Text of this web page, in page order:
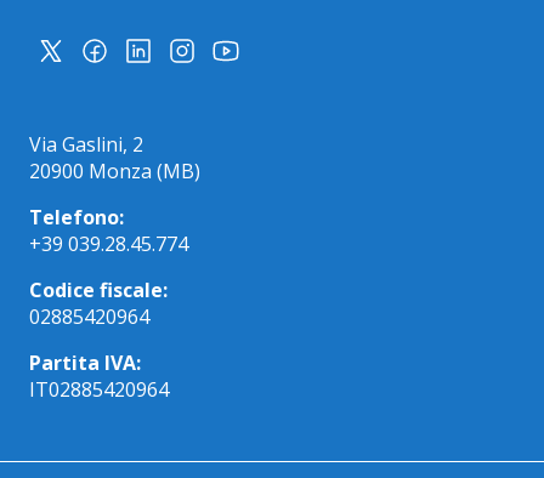
Via Gaslini, 2
20900 Monza (MB)
Telefono:
+39 039.28.45.774
Codice fiscale:
02885420964
Partita IVA:
IT02885420964